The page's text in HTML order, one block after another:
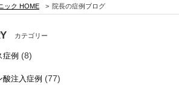
ック HOME 院長の症例ブログ
症例 (8)
酸注入症例 (77)